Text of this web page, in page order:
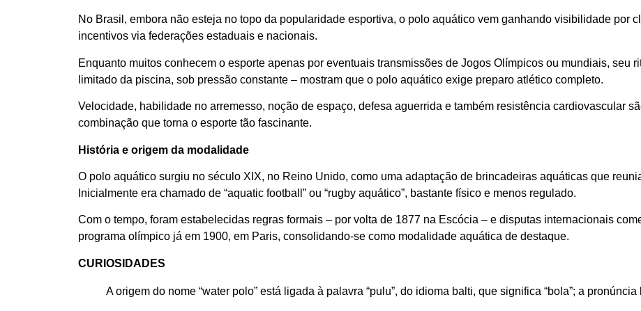
No Brasil, embora não esteja no topo da popularidade esportiva, o polo aquático vem ganhando visibilidade por
incentivos via federações estaduais e nacionais.
Enquanto muitos conhecem o esporte apenas por eventuais transmissões de Jogos Olímpicos ou mundiais, seu
limitado da piscina, sob pressão constante – mostram que o polo aquático exige preparo atlético completo.
Velocidade, habilidade no arremesso, noção de espaço, defesa aguerrida e também resistência cardiovascular
combinação que torna o esporte tão fascinante.
História e origem da modalidade
O polo aquático surgiu no século XIX, no Reino Unido, como uma adaptação de brincadeiras aquáticas que
Inicialmente era chamado de “aquatic football” ou “rugby aquático”, bastante físico e menos regulado.
Com o tempo, foram estabelecidas regras formais – por volta de 1877 na Escócia – e disputas internacionais
programa olímpico já em 1900, em Paris, consolidando-se como modalidade aquática de destaque.
CURIOSIDADES
A origem do nome “water polo” está ligada à palavra “pulu”, do idioma balti, que significa “bola”; a pronúncia